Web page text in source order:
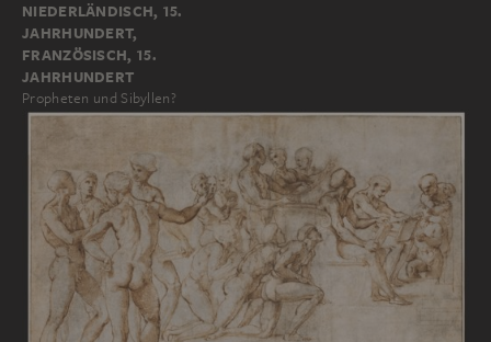
NIEDERLÄNDISCH, 15.
JAHRHUNDERT,
FRANZÖSISCH, 15.
JAHRHUNDERT
Propheten und Sibyllen?